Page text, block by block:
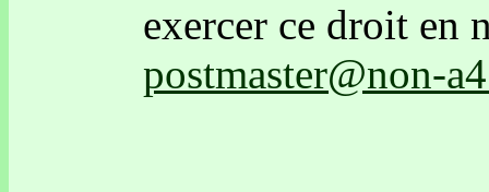
exercer ce droit en
postmaster@non-